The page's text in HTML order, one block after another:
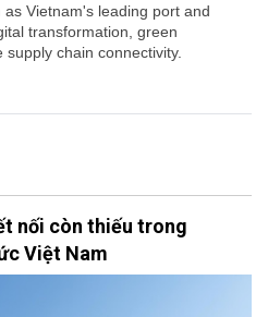
Vietnam's leading port and
transformation, green
chain connectivity.
nối còn thiếu trong
Việt Nam